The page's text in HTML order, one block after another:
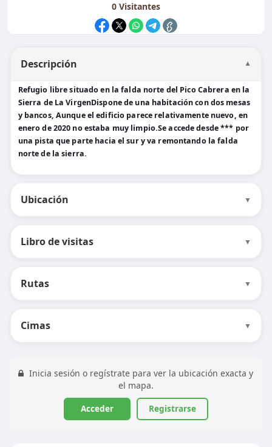
0Visitantes
Descripción ▼
Refugio libre situado en la falda norte del Pico Cabrera en la
Sierra de La VirgenDispone de una habitación con dos mesas
y bancos, Aunque el edificio parece relativamente nuevo, en
enero de 2020 no estaba muy limpio.Se accede desde *** por
una pista que parte hacia el sur y va remontando la falda
norte de la sierra.
Ubicación ▼
Libro de visitas ▼
Rutas ▼
Cimas ▼
Inicia sesión o regístrate para ver la ubicación exacta y
el mapa.
Acceder Registrarse